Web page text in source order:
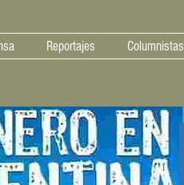
Reportajes Columnistas